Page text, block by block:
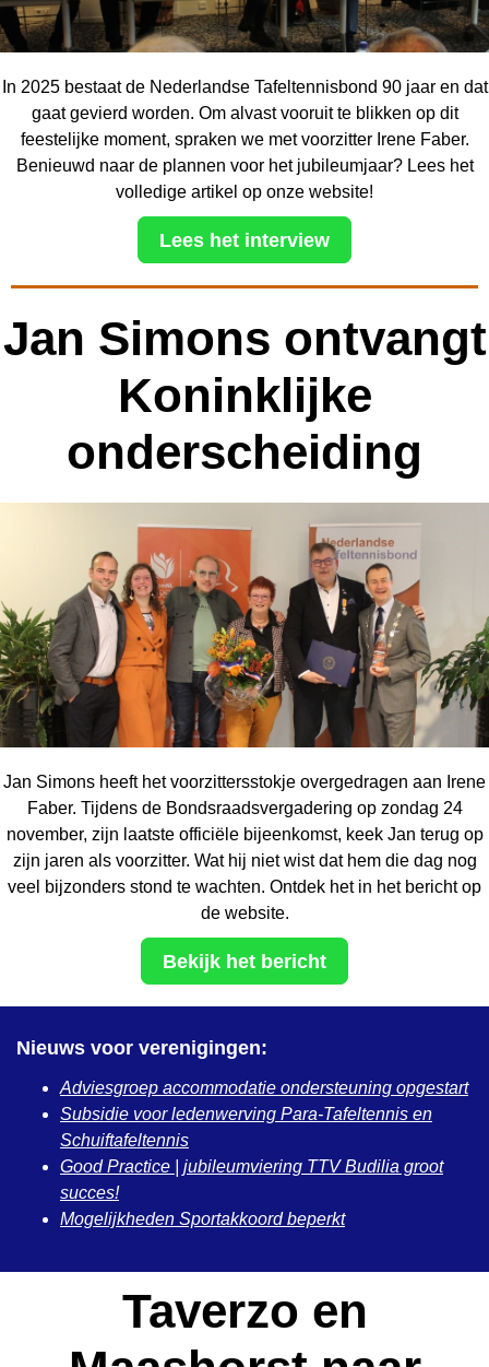
In 2025 bestaat de Nederlandse Tafeltennisbond 90 jaar en dat
gaat gevierd worden. Om alvast vooruit te blikken op dit
feestelijke moment, spraken we met voorzitter Irene Faber.
Benieuwd naar de plannen voor het jubileumjaar? Lees het
volledige artikel op onze website!
Lees het interview
Jan Simons ontvangt
Koninklijke
onderscheiding
Jan Simons heeft het voorzittersstokje overgedragen aan Irene
Faber. Tijdens de Bondsraadsvergadering op zondag 24
november, zijn laatste officiële bijeenkomst, keek Jan terug op
zijn jaren als voorzitter. Wat hij niet wist dat hem die dag nog
veel bijzonders stond te wachten. Ontdek het in het bericht op
de website.
Bekijk het bericht
Nieuws voor verenigingen:
Adviesgroep accommodatie ondersteuning opgestart
Subsidie voor ledenwerving Para-Tafeltennis en
Schuiftafeltennis
Good Practice | jubileumviering TTV Budilia groot
succes!
Mogelijkheden Sportakkoord beperkt
Taverzo en